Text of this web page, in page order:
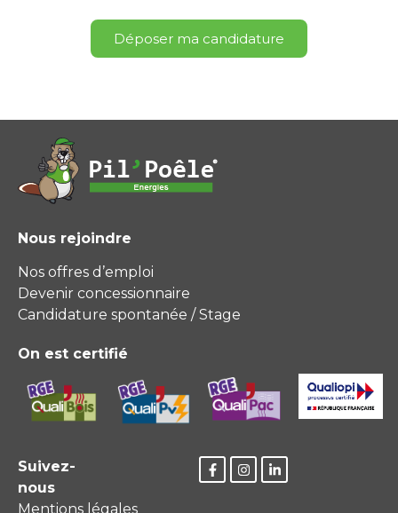
Déposer ma candidature
Nous rejoindre
Nos offres d’emploi
Devenir concessionnaire
Candidature spontanée / Stage
On est certifié
Suivez-
nous
Mentions légales